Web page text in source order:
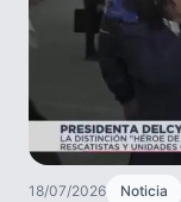
18/07/2026 Noticia